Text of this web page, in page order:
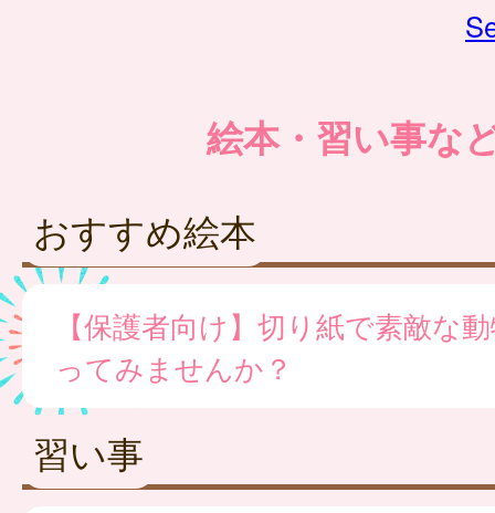
絵本・習い事な
おすすめ絵本
【保護者向け】切り紙で素敵な
ってみませんか？
習い事